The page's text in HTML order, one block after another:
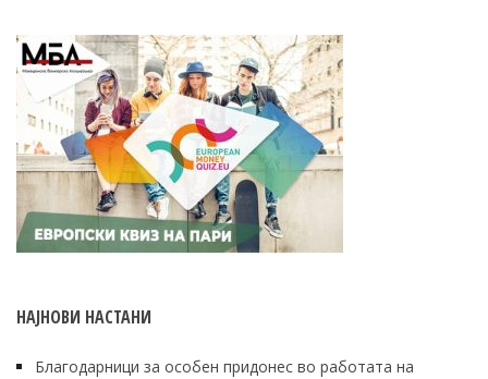
НАЈНОВИ НАСТАНИ
Благодарници за особен придонес во работата на